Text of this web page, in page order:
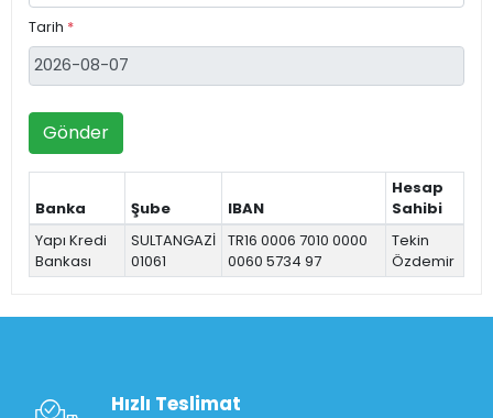
Tarih *
Gönder
Banka Şube IBAN
Hesap
Sahibi
Yapı Kredi
Bankası
SULTANGAZİ
01061
TR16 0006 7010 0000
0060 5734 97
Tekin
Özdemir
Hızlı Teslimat